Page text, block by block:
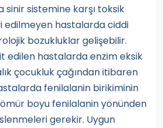
sinir sistemine karşı toksik
edilmeyen hastalarda ciddi
bozukluklar gelişebilir.
edilen hastalarda enzim eksik
çocukluk çağından itibaren
fenilalanin birikiminin
boyu fenilalanin yönünden
gerekir. Uygun